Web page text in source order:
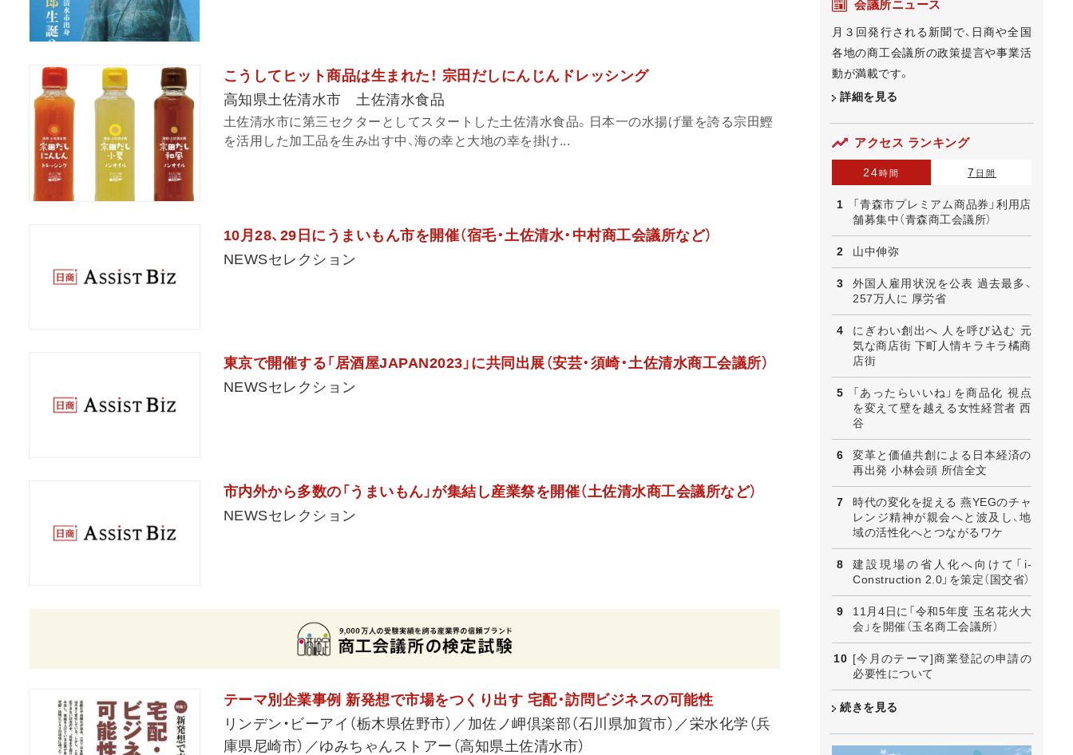
こうしてヒット商品は生まれた！ 宗田だしにんじんドレッシング
高知県土佐清水市 土佐清水食品
土佐清水市に第三セクターとしてスタートした土佐清水食品。日本一の水揚げ量を誇る宗田鰹
を活用した加工品を生み出す中、海の幸と大地の幸を掛け...
10月28、29日にうまいもん市を開催（宿毛・土佐清水・中村商工会議所など）
NEWSセレクション
東京で開催する「居酒屋JAPAN2023」に共同出展（安芸・須崎・土佐清水商工会議所）
NEWSセレクション
市内外から多数の「うまいもん」が集結し産業祭を開催（土佐清水商工会議所など）
NEWSセレクション
テーマ別企業事例 新発想で市場をつくり出す 宅配・訪問ビジネスの可能性
リンデン・ビーアイ（栃木県佐野市）／加佐ノ岬倶楽部（石川県加賀市）／栄水化学（兵
庫県尼崎市）／ゆみちゃんストアー（高知県土佐清水市）
会議所ニュース
月３回発行される新聞で、日商や全国
各地の商工会議所の政策提言や事業活
動が満載です。
詳細を見る
アクセス ランキング
24時間 7 日間
「青森市プレミアム商品券」利用店
舗募集中（青森商工会議所）
山中伸弥
外国人雇用状況を公表 過去最多、
257万人に 厚労省
にぎわい創出へ 人を呼び込む 元
気な商店街 下町人情キラキラ橘商
店街
「あったらいいね」を商品化 視点
を変えて壁を越える女性経営者 西
谷
変革と価値共創による日本経済の
再出発 小林会頭 所信全文
時代の変化を捉える 燕YEGのチャ
レンジ精神が親会へと波及し、地
域の活性化へとつながるワケ
建設現場の省人化へ向けて「i-
Construction 2.0」を策定（国交省）
11月4日に「令和5年度 玉名花火大
会」を開催（玉名商工会議所）
[今月のテーマ]商業登記の申請の
必要性について
続きを見る